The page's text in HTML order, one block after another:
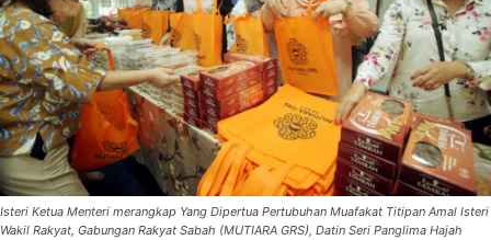
Isteri Ketua Menteri merangkap Yang Dipertua Pertubuhan Muafakat Titipan Amal Isteri
Wakil Rakyat, Gabungan Rakyat Sabah (MUTIARA GRS), Datin Seri Panglima Hajah